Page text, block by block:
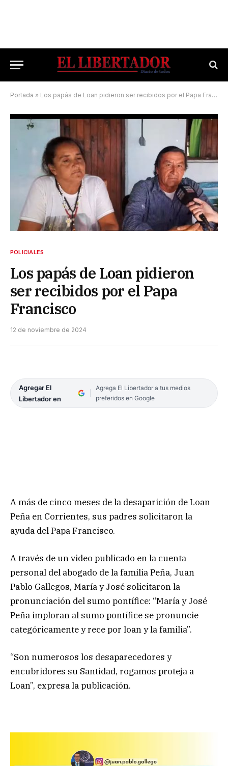
Portada » Los papás de Loan pidieron ser recibidos por el Papa Francisco
POLICIALES
Los papás de Loan pidieron
ser recibidos por el Papa
Francisco
12 de noviembre de 2024
Agregar El
Libertador en
Agrega El Libertador a tus medios
preferidos en Google
A más de cinco meses de la desaparición de Loan
Peña en Corrientes, sus padres solicitaron la
ayuda del Papa Francisco.
A través de un video publicado en la cuenta
personal del abogado de la familia Peña, Juan
Pablo Gallegos, María y José solicitaron la
pronunciación del sumo pontífice: “María y José
Peña imploran al sumo pontífice se pronuncie
categóricamente y rece por loan y la familia”.
“Son numerosos los desaparecedores y
encubridores su Santidad, rogamos proteja a
Loan”, expresa la publicación.